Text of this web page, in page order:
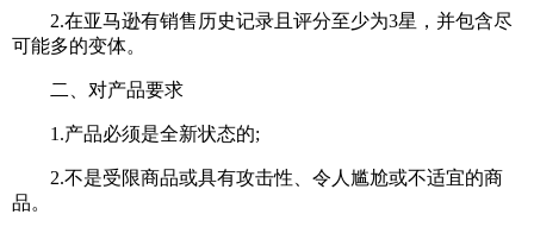
2.在亚马逊有销售历史记录且评分至少为3星，并包含尽
可能多的变体。
二、对产品要求
1.产品必须是全新状态的;
2.不是受限商品或具有攻击性、令人尴尬或不适宜的商
品。